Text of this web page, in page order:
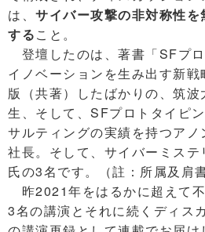
は、 サイバー攻撃の非対称性
すること。
登壇したのは、著書「SFプ
イノベーションを生み出す新
版（共著）したばかりの、筑
生、そして、SFプロトタイピ
サルティングの実績を持つア
社長。そして、サイバーミス
氏の3名です。（註：所属及肩
昨2021年をはるかに超えて不
3名の講演とそれに続くディス